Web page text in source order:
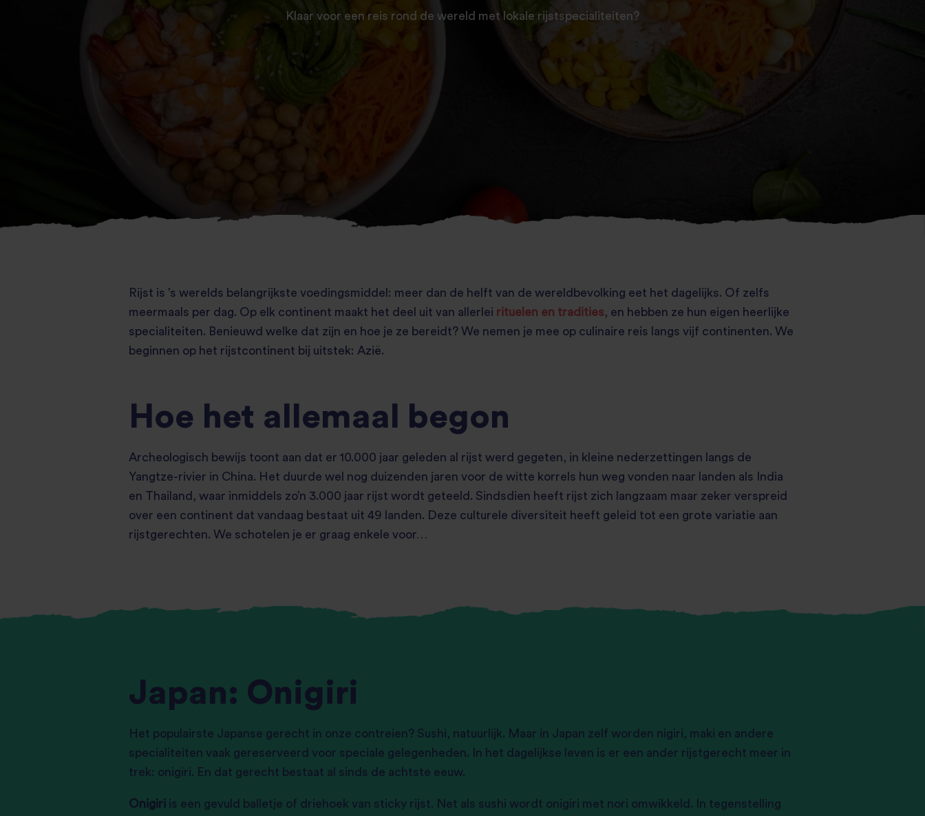
Klaar voor een reis rond de wereld met lokale rijstspecialiteiten?
Rijst is ’s werelds belangrijkste voedingsmiddel: meer dan de helft van de wereldbevolking eet het dagelijks. Of zelfs
meermaals per dag. Op elk continent maakt het deel uit van allerlei rituelen en tradities, en hebben ze hun eigen heerlijke
specialiteiten. Benieuwd welke dat zijn en hoe je ze bereidt? We nemen je mee op culinaire reis langs vijf continenten. We
beginnen op het rijstcontinent bij uitstek: Azië.
Hoe het allemaal begon
Archeologisch bewijs toont aan dat er 10.000 jaar geleden al rijst werd gegeten, in kleine nederzettingen langs de
Yangtze-rivier in China. Het duurde wel nog duizenden jaren voor de witte korrels hun weg vonden naar landen als India
en Thailand, waar inmiddels zo’n 3.000 jaar rijst wordt geteeld. Sindsdien heeft rijst zich langzaam maar zeker verspreid
over een continent dat vandaag bestaat uit 49 landen. Deze culturele diversiteit heeft geleid tot een grote variatie aan
rijstgerechten. We schotelen je er graag enkele voor…
Japan: Onigiri
Het populairste Japanse gerecht in onze contreien? Sushi, natuurlijk. Maar in Japan zelf worden nigiri, maki en andere
specialiteiten vaak gereserveerd voor speciale gelegenheden. In het dagelijkse leven is er een ander rijstgerecht meer in
trek: onigiri. En dat gerecht bestaat al sinds de achtste eeuw.
Onigiri is een gevuld balletje of driehoek van sticky rijst. Net als sushi wordt onigiri met nori omwikkeld. In tegenstelling